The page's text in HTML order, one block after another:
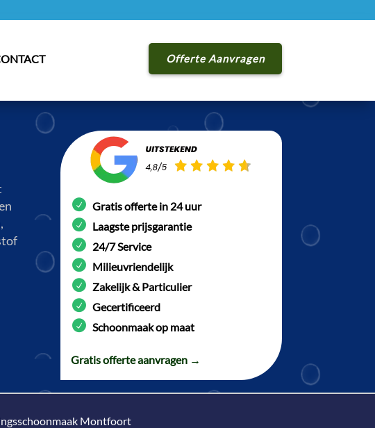
Offerte Aanvragen
Gratis offerte in 24 uur
Laagste prijsgarantie
24/7 Service
Milieuvriendelijk
Zakelijk & Particulier
Gecertificeerd
Schoonmaak op maat
Gratis offerte aanvragen →
Montfoort